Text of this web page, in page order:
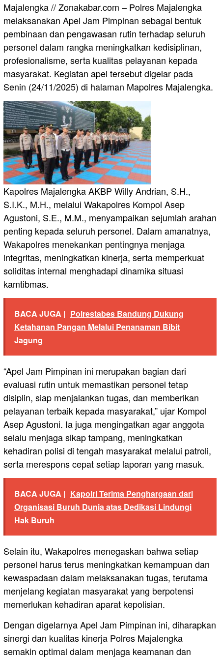
Majalengka // Zonakabar.com – Polres Majalengka
melaksanakan Apel Jam Pimpinan sebagai bentuk
pembinaan dan pengawasan rutin terhadap seluruh
personel dalam rangka meningkatkan kedisiplinan,
profesionalisme, serta kualitas pelayanan kepada
masyarakat. Kegiatan apel tersebut digelar pada
Senin (24/11/2025) di halaman Mapolres Majalengka.
Kapolres Majalengka AKBP Willy Andrian, S.H.,
S.I.K., M.H., melalui Wakapolres Kompol Asep
Agustoni, S.E., M.M., menyampaikan sejumlah arahan
penting kepada seluruh personel. Dalam amanatnya,
Wakapolres menekankan pentingnya menjaga
integritas, meningkatkan kinerja, serta memperkuat
soliditas internal menghadapi dinamika situasi
kamtibmas.
BACA JUGA | Polrestabes Bandung Dukung
Ketahanan Pangan Melalui Penanaman Bibit
Jagung
“Apel Jam Pimpinan ini merupakan bagian dari
evaluasi rutin untuk memastikan personel tetap
disiplin, siap menjalankan tugas, dan memberikan
pelayanan terbaik kepada masyarakat,” ujar Kompol
Asep Agustoni. Ia juga mengingatkan agar anggota
selalu menjaga sikap tampang, meningkatkan
kehadiran polisi di tengah masyarakat melalui patroli,
serta merespons cepat setiap laporan yang masuk.
BACA JUGA | Kapolri Terima Penghargaan dari
Organisasi Buruh Dunia atas Dedikasi Lindungi
Hak Buruh
Selain itu, Wakapolres menegaskan bahwa setiap
personel harus terus meningkatkan kemampuan dan
kewaspadaan dalam melaksanakan tugas, terutama
menjelang kegiatan masyarakat yang berpotensi
memerlukan kehadiran aparat kepolisian.
Dengan digelarnya Apel Jam Pimpinan ini, diharapkan
sinergi dan kualitas kinerja Polres Majalengka
semakin optimal dalam menjaga keamanan dan